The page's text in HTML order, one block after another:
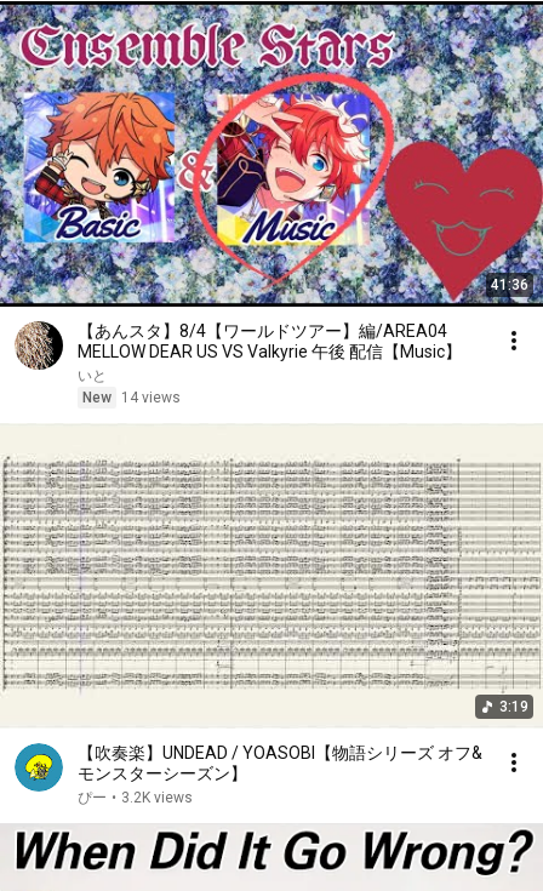
41:36
【あんスタ】8/4【ワールドツアー】編/AREA04
MELLOW DEAR US VS Valkyrie 午後 配信【Music】
いと
New
14 views
3:19
【吹奏楽】UNDEAD / YOASOBI【物語シリーズ オフ&
モンスターシーズン】
ぴー • 3.2K views